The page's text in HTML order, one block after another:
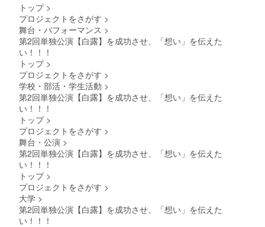
トップ >
プロジェクトをさがす >
舞台・パフォーマンス >
第2回単独公演【白露】を成功させ、「想い」を伝えた
い！！！
トップ >
プロジェクトをさがす >
学校・部活・学生活動 >
第2回単独公演【白露】を成功させ、「想い」を伝えた
い！！！
トップ >
プロジェクトをさがす >
舞台・公演 >
第2回単独公演【白露】を成功させ、「想い」を伝えた
い！！！
トップ >
プロジェクトをさがす >
大学 >
第2回単独公演【白露】を成功させ、「想い」を伝えた
い！！！